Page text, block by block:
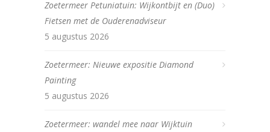
Zoetermeer Petuniatuin: Wijkontbijt en (Duo)
Fietsen met de Ouderenadviseur
5 augustus 2026
Zoetermeer: Nieuwe expositie Diamond
Painting
5 augustus 2026
Zoetermeer: wandel mee naar Wijktuin